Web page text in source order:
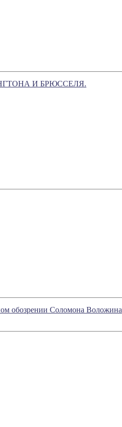
И БРЮССЕЛЯ.
обозрении Соломона Воложина